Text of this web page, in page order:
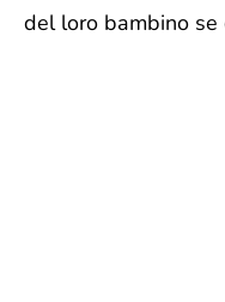
del loro bambino